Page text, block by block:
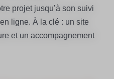
projet jusqu’à son suivi
ligne. À la clé : un site
et un accompagnement